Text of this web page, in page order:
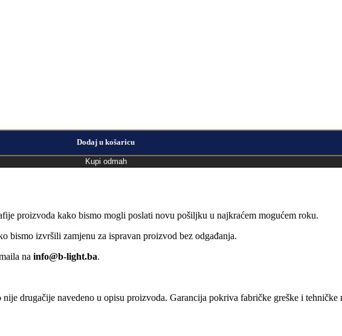
Dodaj u košaricu
Kupi odmah
proizvoda kako bismo mogli poslati novu pošiljku u najkraćem mogućem roku.
bismo izvršili zamjenu za ispravan proizvod bez odgađanja.
na info@b-light.ba.
nije drugačije navedeno u opisu proizvoda. Garancija pokriva fabričke greške i tehničke